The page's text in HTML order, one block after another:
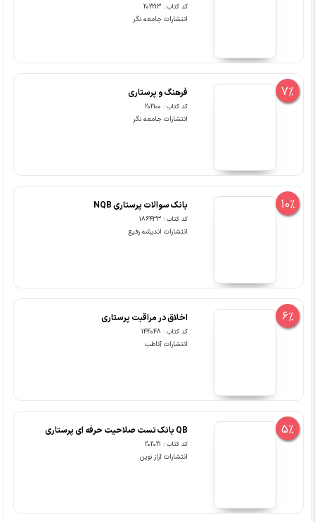
کد کتاب : 202213
انتشارات جامعه نگر
7% فرهنگ و پرستاری
کد کتاب : 202100
انتشارات جامعه نگر
10% بانک سوالات پرستاری NQB
کد کتاب : 186433
انتشارات اندیشه رفیع
6% اﺧﻼق در ﻣﺮاﻗﺒﺖ ﭘﺮﺳﺘﺎری
کد کتاب : 144048
انتشارات آناطب
5% QB بانک تست صلاحیت حرفه ای پرستاری
کد کتاب : 202021
انتشارات آراز نوین